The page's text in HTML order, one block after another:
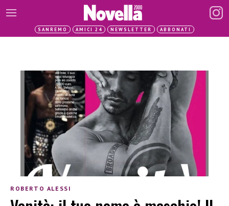
SANREMO AMICI 24 NEWSLETTER ABBONATI
ROBERTO ALESSI